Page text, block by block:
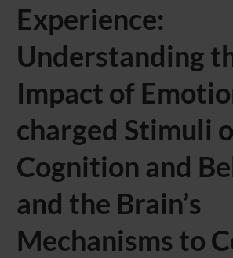
Experience:
Understanding
Impact of
charged Stimuli
Cognition and
and the Brain’s
Mechanisms to